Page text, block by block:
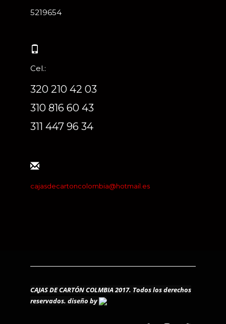
5219654
Cel.:
320 210 42 03
310 816 60 43
311 447 96 34
cajasdecartoncolombia@hotmail.es
CAJAS DE CARTÓN COLMBIA 2017. Todos los derechos
reservados. diseño by